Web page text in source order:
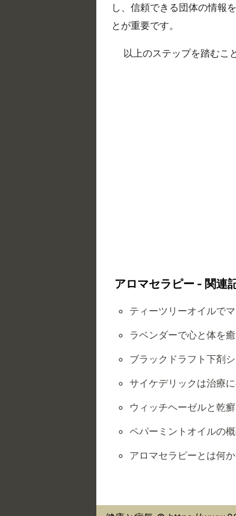
し、信頼できる団体の情報
とが重要です。
以上のステップを踏むこ
アロマセラピー - 関連
ティーツリーオイルで
ラベンダーで心と体を
ブラックドラフト下剤
サイケデリックは治療
ウィッチヘーゼルと乾
ペパーミントオイルの
アロマセラピーとは何か